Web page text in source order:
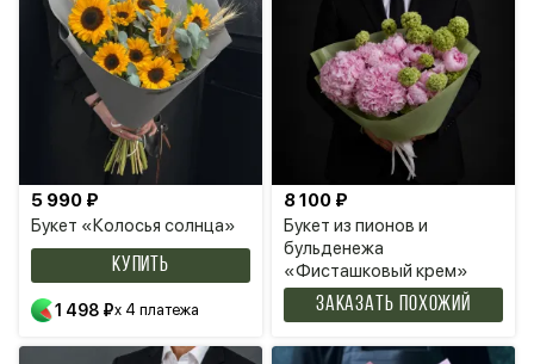
Букет «Колосья солнца»
5 990 ₽
КУПИТЬ
1 498 ₽x 4 платежа
Букет из пионов и
бульденежа
«Фисташковый крем»
8 100 ₽
Заказать похожий